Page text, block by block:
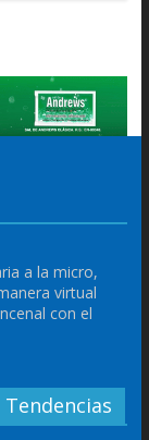
a la micro,
virtual
con el
Tendencias